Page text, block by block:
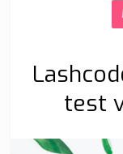
test